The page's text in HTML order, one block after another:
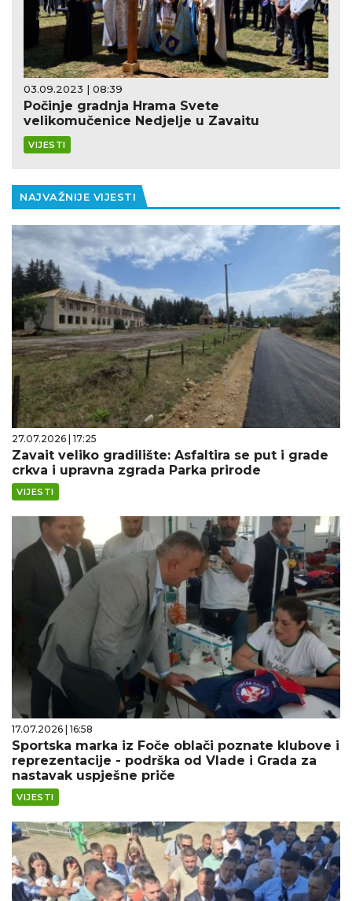
03.09.2023 | 08:39
Počinje gradnja Hrama Svete
velikomučenice Nedjelje u Zavaitu
VIJESTI
NAJVAŽNIJE VIJESTI
27.07.2026 | 17:25
Zavait veliko gradilište: Asfaltira se put i grade
crkva i upravna zgrada Parka prirode
VIJESTI
17.07.2026 | 16:58
Sportska marka iz Foče oblači poznate klubove i
reprezentacije - podrška od Vlade i Grada za
nastavak uspješne priče
VIJESTI